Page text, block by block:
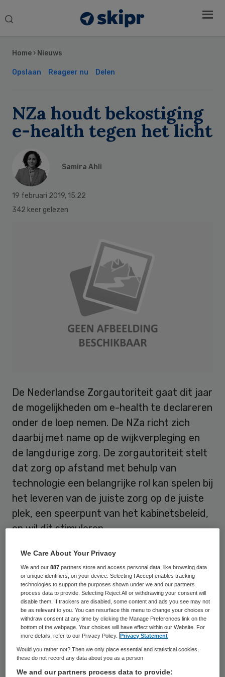
Search
Home › Nieuws
Opslaan Reageer nu Delen
NZa houdt bekostiging
e-health tegen het licht
Samira Ahli
19 februari 2019, 15:22
342 keer gelezen
De Nederlandse Zorgautoriteit gaat dit jaar
de mogelijkheden om e-health te declareren
onder de loep nemen. De NZa richt zich
daarbij met name op de wijkverpleging en
de langdurige zorg. De zorgautoriteit stelt
dat zorg op afstand met behulp van
technologie een belangrijke rol kan spelen bij
het leveren van de juiste zorg op de juiste
plek, een speerpunt van het kabinetsbeleid,
en wil dit stimuleren.
In eenbrief aan het ministerie van VWS
de NZa toe welke acties zij in 2019 gaat
uitzetten om in 2020 tot een bekostiging te
komen die meer recht doet aan het
potentieel dat in e-health ligt verscholen.
De zorgautoriteit legt in haar brief een
groot deel van de verantwoordelijkheid bij
veldpartijen, zoals zorgaanbieders,
zorgkantoren en verzekeraars, maar doet
Sidebar
We Care About Your Privacy
We and our887 partners store and access personal data, like browsing data
or unique identifiers, on your device. Selecting I Accept enables tracking
technologies to support the purposes shown under we and our partners
process data to provide. Selecting Reject All or withdrawing your consent will
disable them. If trackers are disabled, some content and ads you see may not
be as relevant to you. You can resurface this menu to change your choices or
withdraw consent at any time by clicking the Manage Preferences link on the
bottom of the webpage. Your choices will have effect within our Website. For
more details, refer to our Privacy Policy.
Privacy Statement
Would you rather not? Then we only place essential and statistical cookies,
these do not record any data about you as a person
We and our partners process data to provide: